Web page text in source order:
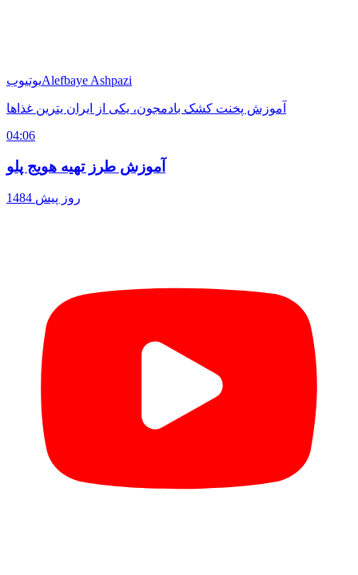
یوتیوبAlefbaye Ashpazi
آموزش پخنت کشک بادمجون، یکی از ایران یترین غذاها
04:06
آموزش طرز تهیه هویج پلو
1484 روز پیش